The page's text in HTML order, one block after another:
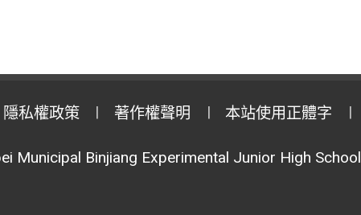
隱私權政策 著作權聲明 本站使用正體字
Municipal Binjiang Experimental Junior High School